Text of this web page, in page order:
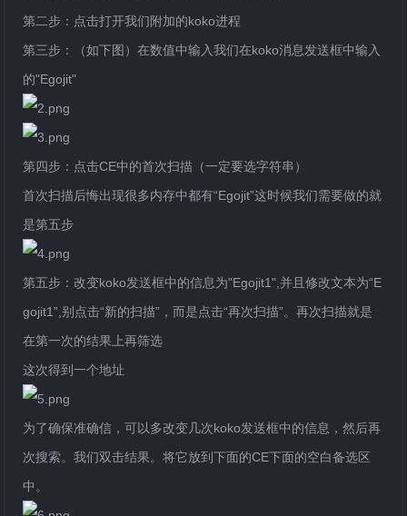
第二步：点击打开我们附加的koko进程
第三步：（如下图）在数值中输入我们在koko消息发送框中输入
的"Egojit"
第四步：点击CE中的首次扫描（一定要选字符串）
首次扫描后悔出现很多内存中都有“Egojit”这时候我们需要做的就
是第五步
第五步：改变koko发送框中的信息为"Egojit1",并且修改文本为“E
gojit1”,别点击“新的扫描”，而是点击“再次扫描”。再次扫描就是
在第一次的结果上再筛选
这次得到一个地址
为了确保准确信，可以多改变几次koko发送框中的信息，然后再
次搜索。我们双击结果。将它放到下面的CE下面的空白备选区
中。